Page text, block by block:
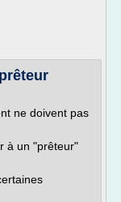
ne doivent pas
à un "prêteur"